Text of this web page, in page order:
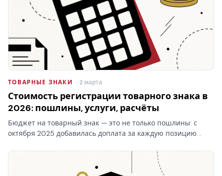
ТОВАРНЫЕ ЗНАКИ · 2 марта
Стоимость регистрации товарного знака в
2026: пошлины, услуги, расчёты
Бюджет на товарный знак — это не только пошлины: с
октября 2025 добавилась доплата за каждую позицию
товарного знака складывается из трёх блоков, и самый…